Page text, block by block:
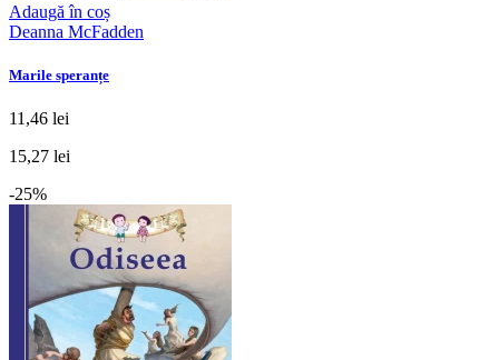
Adaugă în coș
Deanna McFadden
Marile speranțe
11,46 lei
15,27 lei
-25%